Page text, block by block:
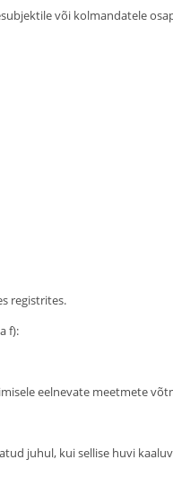
või kolmandatele
registrites.
f):
eelnevate meetmete
juhul, kui sellise huvi